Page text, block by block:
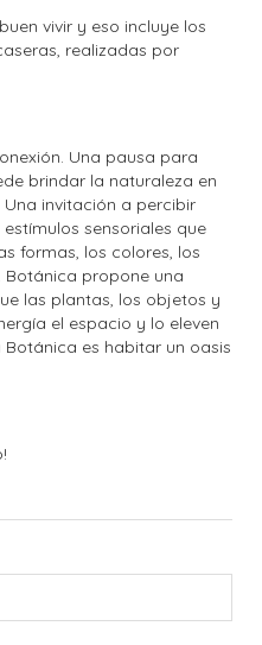
vivir y eso incluye los
realizadas por
Una pausa para
brindar la naturaleza en
invitación a percibir
sensoriales que
formas, los colores, los
propone una
las plantas, los objetos y
el espacio y lo eleven
es habitar un oasis